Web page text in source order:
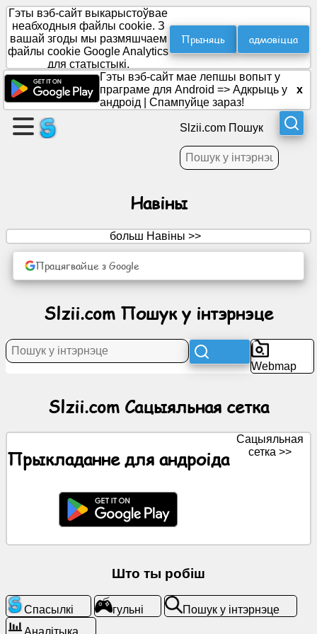
Стварыце
старонку
Стварыць
групу
дня
забавы
Навіны
гульні
у
інтэрнэце
Гэты вэб-сайт выкарыстоўвае
неабходныя файлы cookie. З
вашай згоды мы размяшчаем
файлы cookie Google Analytics
для статыстыкі.
Прыняць адмовіцца
Гэты вэб-сайт мае лепшы вопыт у
праграме для Android => Адкрыць у
андроід
Спампуйце зараз!
x
Slzii.com Пошук
Навіны
больш Навіны >>
Працягвайце з Google
Slzii.com Пошук у інтэрнэце
Webmap
Slzii.com Сацыяльная сетка
Прыкладанне для андроіда
Сацыяльная
сетка >>
Што ты робіш
Спасылкі гульні
Пошук у інтэрнэце
Аналітыка